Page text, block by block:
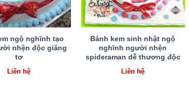
ngộ nghĩnh tạo
nhện độc giăng
tơ
Liên hệ
Bánh kem sinh nhật ngộ
nghĩnh người nhện
spideraman dễ thương độc
Liên hệ